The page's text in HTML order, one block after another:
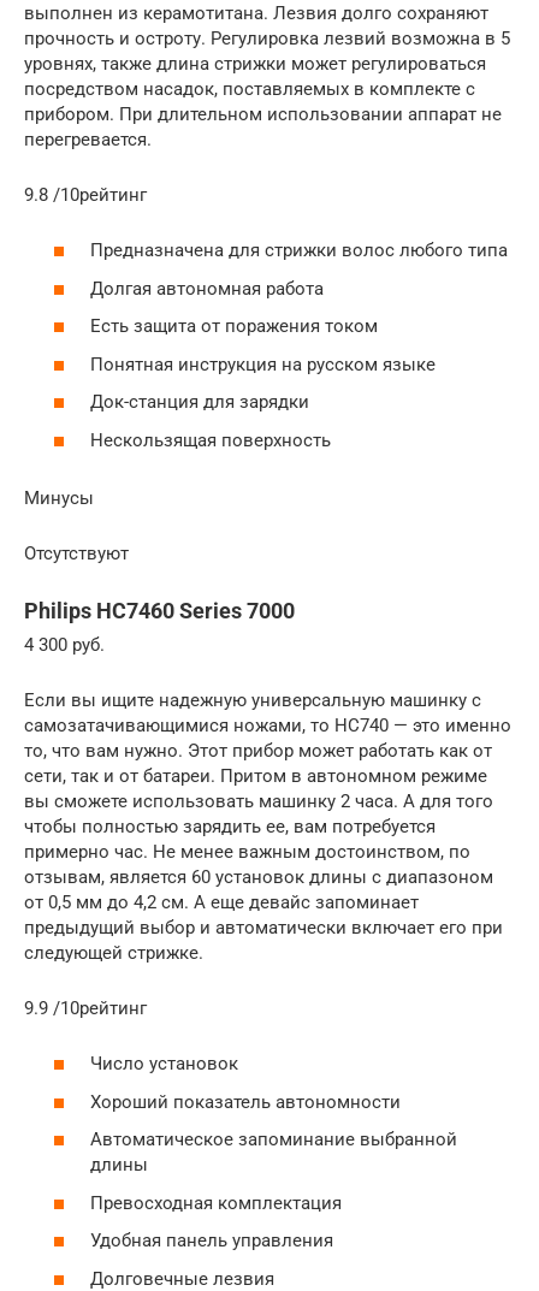
выполнен из керамотитана. Лезвия долго сохраняют
прочность и остроту. Регулировка лезвий возможна в 5
уровнях, также длина стрижки может регулироваться
посредством насадок, поставляемых в комплекте с
прибором. При длительном использовании аппарат не
перегревается.
9.8 /10рейтинг
Предназначена для стрижки волос любого типа
Долгая автономная работа
Есть защита от поражения током
Понятная инструкция на русском языке
Док-станция для зарядки
Нескользящая поверхность
Минусы
Отсутствуют
Philips HC7460 Series 7000
4 300 руб.
Если вы ищите надежную универсальную машинку с
самозатачивающимися ножами, то HC740 — это именно
то, что вам нужно. Этот прибор может работать как от
сети, так и от батареи. Притом в автономном режиме
вы сможете использовать машинку 2 часа. А для того
чтобы полностью зарядить ее, вам потребуется
примерно час. Не менее важным достоинством, по
отзывам, является 60 установок длины с диапазоном
от 0,5 мм до 4,2 см. А еще девайс запоминает
предыдущий выбор и автоматически включает его при
следующей стрижке.
9.9 /10рейтинг
Число установок
Хороший показатель автономности
Автоматическое запоминание выбранной
длины
Превосходная комплектация
Удобная панель управления
Долговечные лезвия